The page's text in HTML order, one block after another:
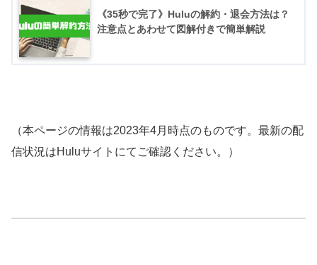
《35秒で完了》Huluの解約・退会方法は？
注意点とあわせて図解付きで簡単解説
（本ページの情報は2023年4月時点のものです。最新の配
信状況はHuluサイトにてご確認ください。）